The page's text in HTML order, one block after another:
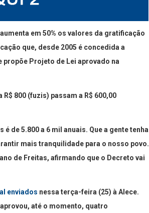
em 50% os valores da gratificação
que, desde 2005 é concedida a
Projeto de Lei aprovado na
800 (fuzis) passam a R$ 600,00
de 5.800 a 6 mil anuais. Que a gente tenha
mais tranquilidade para o nosso povo.
de Freitas, afirmando que o Decreto vai
enviados nessa terça-feira (25) à Alece.
até o momento, quatro